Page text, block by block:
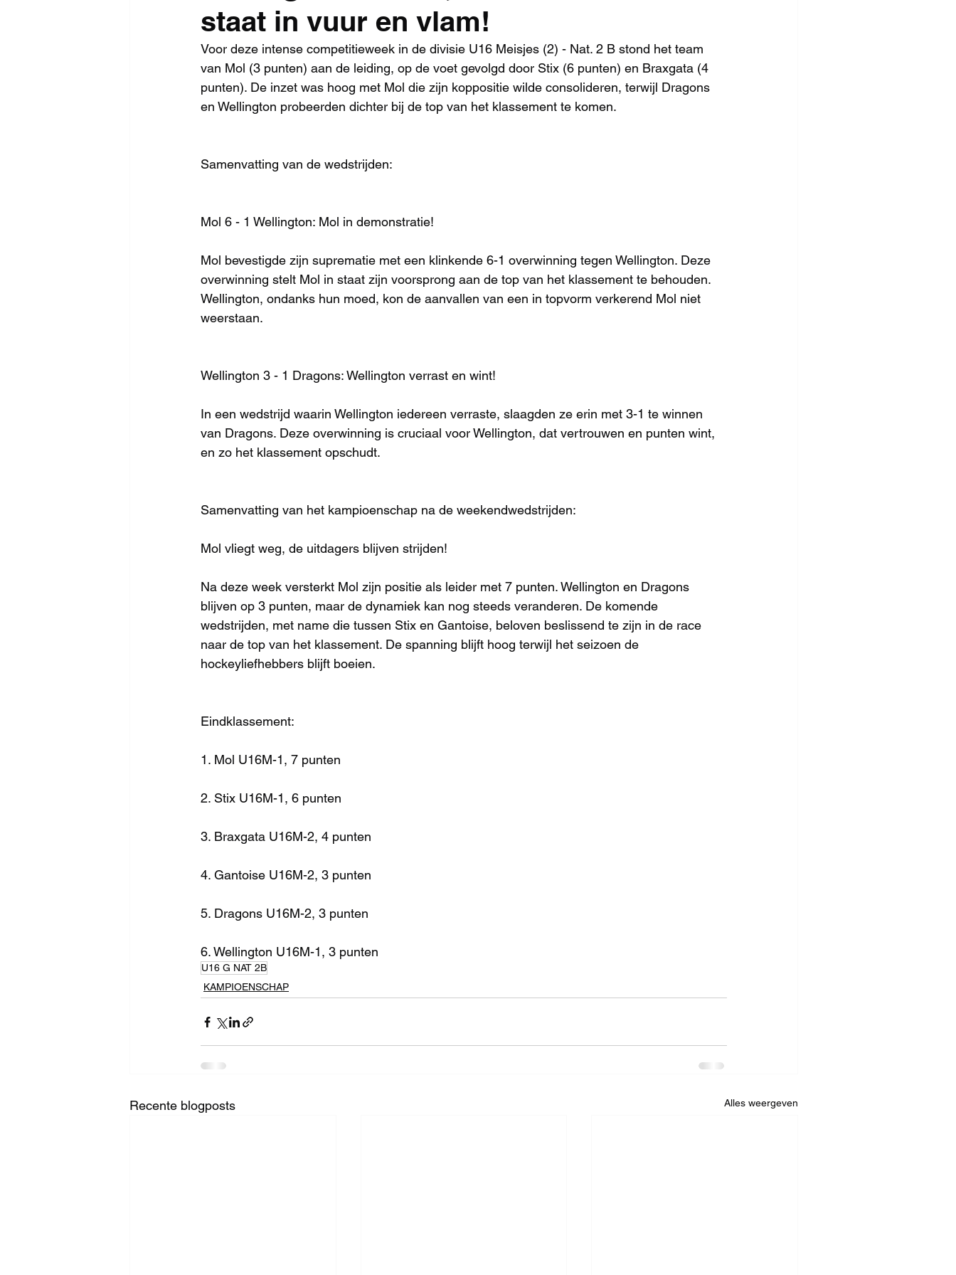
staat in vuur en vlam!
Voor deze intense competitieweek in de divisie U16 Meisjes (2) - Nat. 2 B stond het team
van Mol (3 punten) aan de leiding, op de voet gevolgd door Stix (6 punten) en Braxgata (4
punten). De inzet was hoog met Mol die zijn koppositie wilde consolideren, terwijl Dragons
en Wellington probeerden dichter bij de top van het klassement te komen.
Samenvatting van de wedstrijden:
Mol 6 - 1 Wellington: Mol in demonstratie!
Mol bevestigde zijn suprematie met een klinkende 6-1 overwinning tegen Wellington. Deze
overwinning stelt Mol in staat zijn voorsprong aan de top van het klassement te behouden.
Wellington, ondanks hun moed, kon de aanvallen van een in topvorm verkerend Mol niet
weerstaan.
Wellington 3 - 1 Dragons: Wellington verrast en wint!
In een wedstrijd waarin Wellington iedereen verraste, slaagden ze erin met 3-1 te winnen
van Dragons. Deze overwinning is cruciaal voor Wellington, dat vertrouwen en punten wint,
en zo het klassement opschudt.
Samenvatting van het kampioenschap na de weekendwedstrijden:
Mol vliegt weg, de uitdagers blijven strijden!
Na deze week versterkt Mol zijn positie als leider met 7 punten. Wellington en Dragons
blijven op 3 punten, maar de dynamiek kan nog steeds veranderen. De komende
wedstrijden, met name die tussen Stix en Gantoise, beloven beslissend te zijn in de race
naar de top van het klassement. De spanning blijft hoog terwijl het seizoen de
hockeyliefhebbers blijft boeien.
Eindklassement:
1. Mol U16M-1, 7 punten
2. Stix U16M-1, 6 punten
3. Braxgata U16M-2, 4 punten
4. Gantoise U16M-2, 3 punten
5. Dragons U16M-2, 3 punten
6. Wellington U16M-1, 3 punten
U16 G NAT 2B
KAMPIOENSCHAP
Recente blogposts Alles weergeven